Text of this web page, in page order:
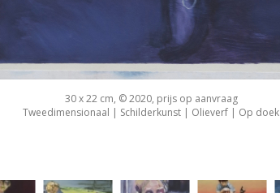
30 x 22 cm, © 2020, prijs op aanvraag
Tweedimensionaal | Schilderkunst | Olieverf | Op doek